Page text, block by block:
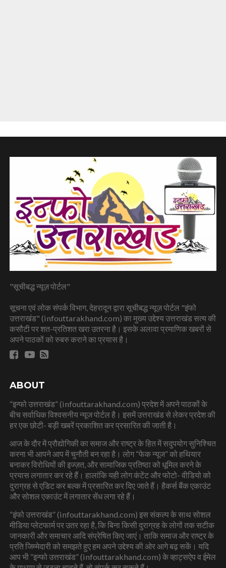
"सूचीबद्ध न्यूज़ पोर्टल"
सूचना एवं लोक संपर्क विभाग, देहरादून द्वारा सूचीबद्ध न्यूज़ पोर्टल "इंफो
उत्तराखंड" (infouttarakhand.com) का मुख्य उद्देश्य उत्तराखंड सत्य की
कसौटी पर शत-प्रतिशत खरा उतरना है। इसके अलावा प्रमाणिक खबरों से
अपने पाठकों को रुबरु कराने का प्रयास है।
ABOUT
“इन्फो उत्तराखंड” (infouttarakhand.com) प्रदेश में अपने पाठकों के
बीच सर्वाधिक विश्वसनीय न्यूज पोर्टल है। इसमें उत्तराखंड से लेकर प्रदेश की
हर एक छोटी- बड़ी खबरें प्रकाशित कर प्रसारित की जाती है।
आज के दौर में प्रौद्योगिकी का समाज और राष्ट्र के हित में सदुपयोग सुनिश्चित
करना भी आपने आप में चुनौती बन रहा है। लोग “फेक न्यूज” को हथियार
बनाकर विरोधियों की इज्ज़त, और सामाजिक प्रतिष्ठा को धूमिल करने के
प्रयास लगातार कर रहे हैं। हालांकि यही लोग कंटेंट और फोटो- वीडियो को
दुराग्रह से एडिट कर बल्क में प्रसारित कर दिए जाते हैं। हैकर्स बैंक एकाउंट
और सोशल एकाउंट में लगातार सेंध लगा रहे हैं।
“इंफो उत्तराखंड” (infouttarakhand.com) इस संकल्प के साथ सोशल
मीडिया प्लेटफार्म पर उतर रहा है, कि बिना किसी दुराग्रह के लोगों तक सटीक
जानकारी और समाचार आदि संप्रेषित किए जाएं। ताकि समाज और राष्ट्र के
प्रति जिम्मेदारी को समझते हुए हम अपने उद्देश्य की ओर आगे बढ़ सकें। यदि
आप भी “इन्फो उत्तराखंड” (infouttarakhand.com) के व्हाट्सऐप व ईमेल